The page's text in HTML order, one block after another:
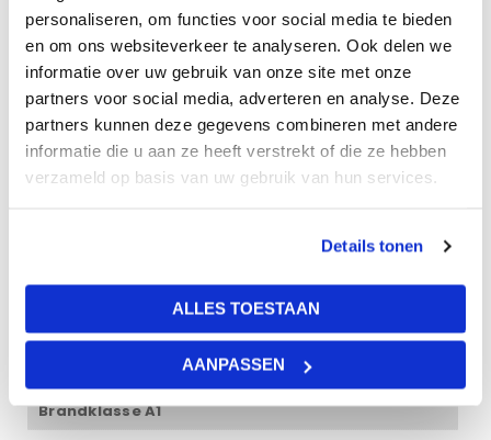
personaliseren, om functies voor social media te bieden
en om ons websiteverkeer te analyseren. Ook delen we
informatie over uw gebruik van onze site met onze
partners voor social media, adverteren en analyse. Deze
partners kunnen deze gegevens combineren met andere
informatie die u aan ze heeft verstrekt of die ze hebben
verzameld op basis van uw gebruik van hun services.
Details tonen
ALLES TOESTAAN
AANPASSEN
Gewicht
20 kg
Afmetingen
120 × 60 × 2 cm
Dikte plaat
Brandklasse A1